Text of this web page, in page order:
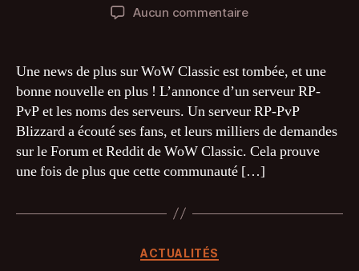
l’article
Aucun commentairesur
Liste
serveurs
et
royaume
RP-
PvP
Une news de plus sur WoW Classic est tombée, et une
bonne nouvelle en plus ! L’annonce d’un serveur RP-
PvP et les noms des serveurs. Un serveur RP-PvP
Blizzard a écouté ses fans, et leurs milliers de demandes
sur le Forum et Reddit de WoW Classic. Cela prouve
une fois de plus que cette communauté […]
Catégories
ACTUALITÉS